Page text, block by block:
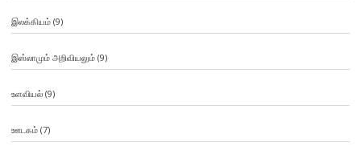
இலக்கியம்(9)
இஸ்லாமும் அறிவியலும்(9)
உளவியல்(9)
ஊடகம்(7)